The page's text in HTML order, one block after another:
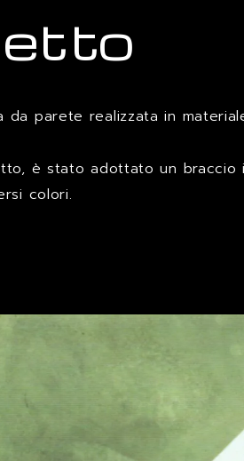
da parete realizzata in
è stato adottato un braccio
colori.